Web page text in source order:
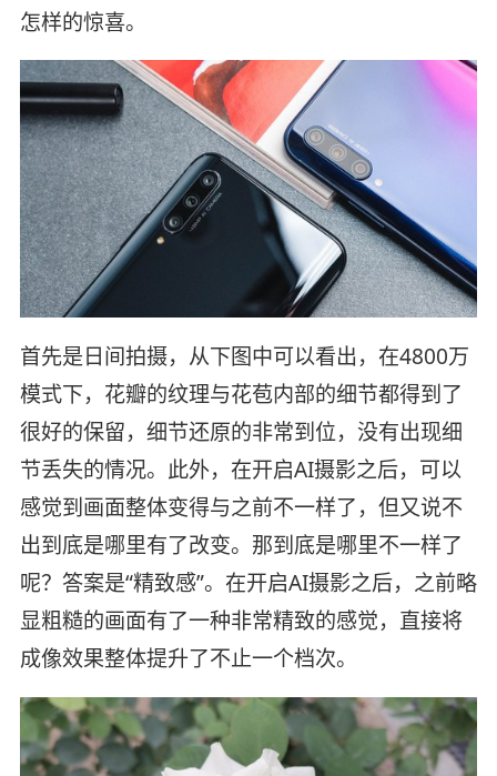
怎样的惊喜。
首先是日间拍摄，从下图中可以看出，在4800万
模式下，花瓣的纹理与花苞内部的细节都得到了
很好的保留，细节还原的非常到位，没有出现细
节丢失的情况。此外，在开启AI摄影之后，可以
感觉到画面整体变得与之前不一样了，但又说不
出到底是哪里有了改变。那到底是哪里不一样了
呢？答案是“精致感”。在开启AI摄影之后，之前略
显粗糙的画面有了一种非常精致的感觉，直接将
成像效果整体提升了不止一个档次。